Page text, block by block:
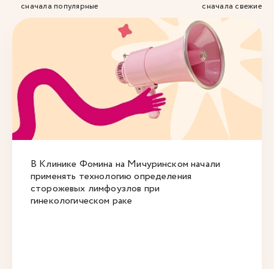
сначала популярные сначала свежие
В Клинике Фомина на Мичуринском начали
применять технологию определения
сторожевых лимфоузлов при
гинекологическом раке